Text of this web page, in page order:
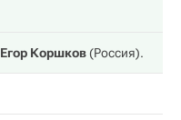
Егор Коршков(Россия).